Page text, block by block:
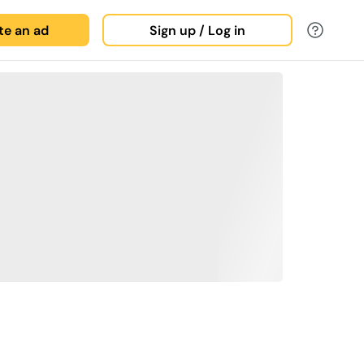
an ad Sign up / Log in